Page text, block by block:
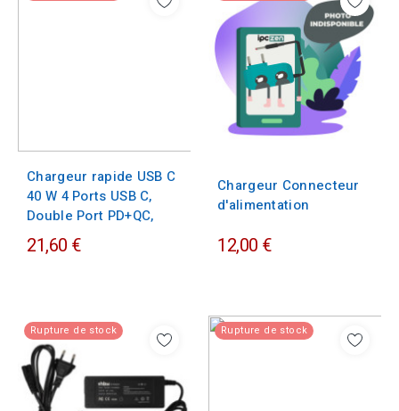
Chargeur rapide USB C
40 W 4 Ports USB C,
Double Port PD+QC,
21,60 €
Chargeur Connecteur
d'alimentation
12,00 €
Rupture de stock Rupture de stock